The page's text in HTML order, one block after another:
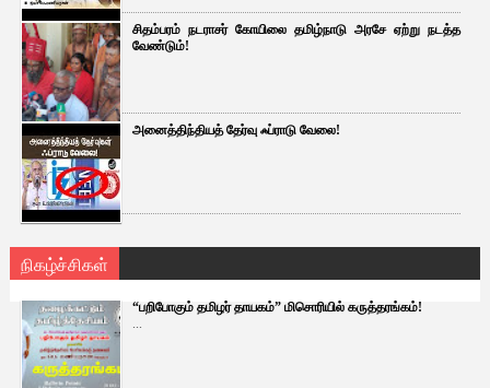
சிதம்பரம் நடராசர் கோயிலை தமிழ்நாடு அரசே ஏற்று நடத்த
வேண்டும்!
அனைத்திந்தியத் தேர்வு ஃப்ராடு வேலை!
நிகழ்ச்சிகள்
“பறிபோகும் தமிழர் தாயகம்” மிசொரியில் கருத்தரங்கம்!
...